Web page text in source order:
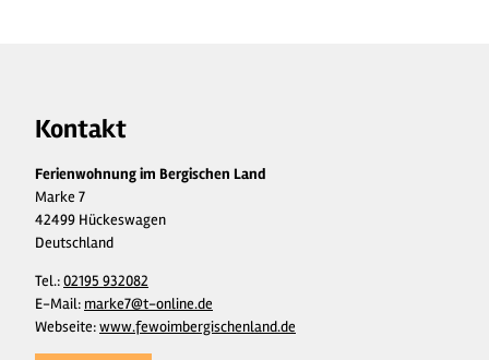
Kontakt
Ferienwohnung im Bergischen Land
Marke 7
42499 Hückeswagen
Deutschland
Tel.:02195 932082
E-Mail: marke7@t-online.de
Webseite:www.fewoimbergischenland.de